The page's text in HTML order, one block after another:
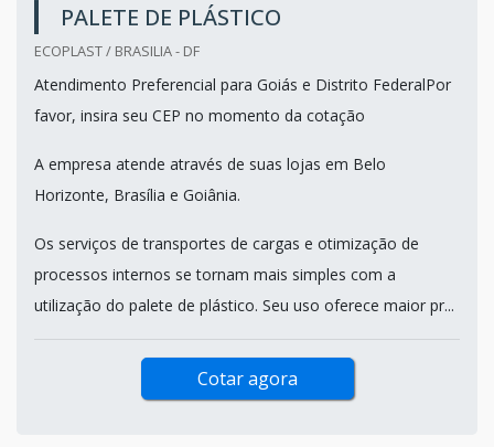
PALETE DE PLÁSTICO
ECOPLAST / BRASILIA - DF
Atendimento Preferencial para Goiás e Distrito FederalPor
favor, insira seu CEP no momento da cotação
A empresa atende através de suas lojas em Belo
Horizonte, Brasília e Goiânia.
Os serviços de transportes de cargas e otimização de
processos internos se tornam mais simples com a
utilização do palete de plástico. Seu uso oferece maior pr...
Cotar agora